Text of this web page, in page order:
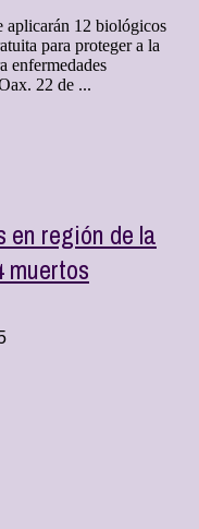
aplicarán 12 biológicos
para proteger a la
enfermedades
22 de ...
región de la
muertos